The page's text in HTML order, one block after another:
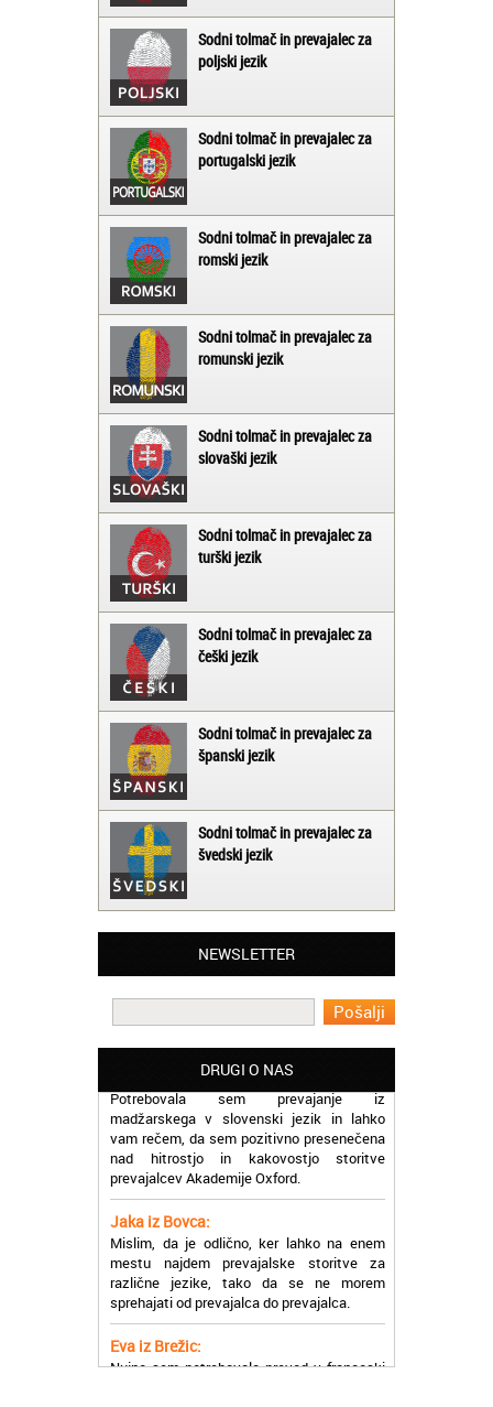
Sodni tolmač in prevajalec za
poljski jezik
Sodni tolmač in prevajalec za
portugalski jezik
Sodni tolmač in prevajalec za
romski jezik
Sodni tolmač in prevajalec za
romunski jezik
Sodni tolmač in prevajalec za
slovaški jezik
Sodni tolmač in prevajalec za
turški jezik
Sodni tolmač in prevajalec za
češki jezik
Sodni tolmač in prevajalec za
španski jezik
Sodni tolmač in prevajalec za
švedski jezik
NEWSLETTER
DRUGI O NAS
Matjaž iz Ajdovščine:
Lahko pohvalim vse zaposlene v Akademiji
Oxford, ker so resnično profesionalni in
prevajalske storitve opravljajo hitro in
Potrebovala sem prevajanje iz
madžarskega v slovenski jezik in lahko
vam rečem, da sem pozitivno presenečena
nad hitrostjo in kakovostjo storitve
prevajalcev Akademije Oxford.
Jaka iz Bovca:
Mislim, da je odlično, ker lahko na enem
mestu najdem prevajalske storitve za
različne jezike, tako da se ne morem
sprehajati od prevajalca do prevajalca.
Eva iz Brežic:
Nujno sem potrebovala prevod v francoski
jezik, na spletu sem našla Oxford, jih